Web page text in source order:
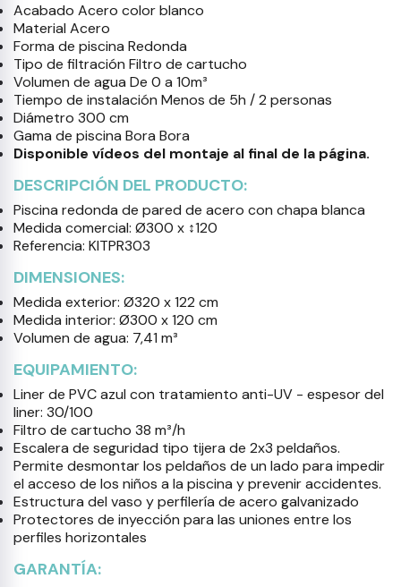
Acabado Acero color blanco
Material Acero
Forma de piscina Redonda
Tipo de filtración Filtro de cartucho
Volumen de agua De 0 a 10m³
Tiempo de instalación Menos de 5h / 2 personas
Diámetro 300 cm
Gama de piscina Bora Bora
Disponible vídeos del montaje al final de la página.
DESCRIPCIÓN DEL PRODUCTO:
Piscina redonda de pared de acero con chapa blanca
Medida comercial: Ø300 x ↕120
Referencia: KITPR303
DIMENSIONES:
Medida exterior: Ø320 x 122 cm
Medida interior: Ø300 x 120 cm
Volumen de agua: 7,41 m³
EQUIPAMIENTO:
Liner de PVC azul con tratamiento anti-UV - espesor del
liner: 30/100
Filtro de cartucho 38 m³/h
Escalera de seguridad tipo tijera de 2x3 peldaños.
Permite desmontar los peldaños de un lado para impedir
el acceso de los niños a la piscina y prevenir accidentes.
Estructura del vaso y perfilería de acero galvanizado
Protectores de inyección para las uniones entre los
perfiles horizontales
GARANTÍA: